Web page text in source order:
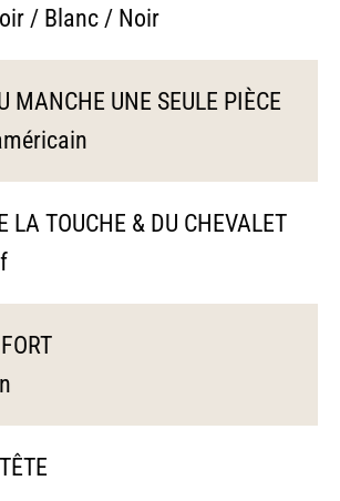
/ Blanc / Noir
MANCHE UNE SEULE PIÈCE
LA TOUCHE & DU CHEVALET